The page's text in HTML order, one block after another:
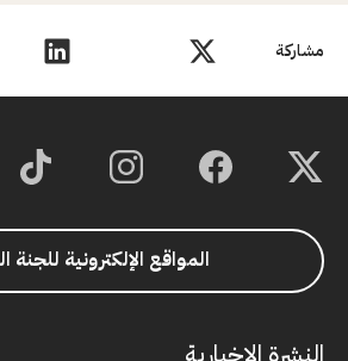
مشاركة
المواقع الإلكترونية للجنة
النشرة الإخبارية